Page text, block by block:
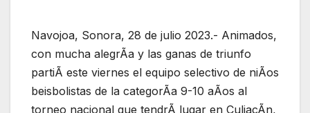
Navojoa, Sonora, 28 de julio 2023.- Animados,
con mucha alegrÃa y las ganas de triunfo
partiÃ este viernes el equipo selectivo de niÃos
beisbolistas de la categorÃa 9-10 aÃos al
torneo nacional que tendrÃ lugar en CuliacÃn,